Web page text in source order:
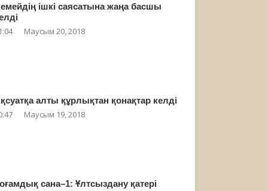
ішкі саясатына жаңа басшы
Маусым 20, 2018
алты құрлықтан қонақтар келді
Маусым 19, 2018
сана–1: Ұлтсыздану қатері